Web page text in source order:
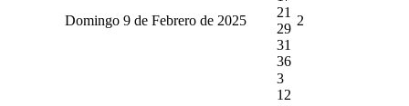
Domingo 9 de Febrero de 2025
21
29
31
36
2
3
12